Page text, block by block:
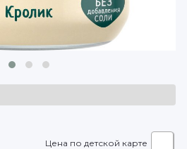
Цена по детской карте